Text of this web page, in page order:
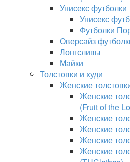
Унисекс футболки
Унисекс
Футболки
Оверсайз
Лонгсливы
Майки
Толстовки и худи
Женские
Женские
(Fruit of the
Женские
Женские
Женские
Женские